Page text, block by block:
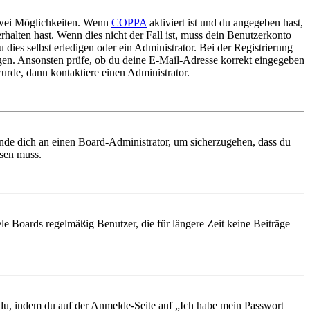
Möglichkeiten. Wenn COPPA aktiviert ist und du angegeben hast,
hast. Wenn dies nicht der Fall ist, muss dein Benutzerkonto
selbst erledigen oder ein Administrator. Bei der Registrierung
Ansonsten prüfe, ob du deine E-Mail-Adresse korrekt eingegeben
dann kontaktiere einen Administrator.
dich an einen Board-Administrator, um sicherzugehen, dass du
muss.
Boards regelmäßig Benutzer, die für längere Zeit keine Beiträge
indem du auf der Anmelde-Seite auf „Ich habe mein Passwort